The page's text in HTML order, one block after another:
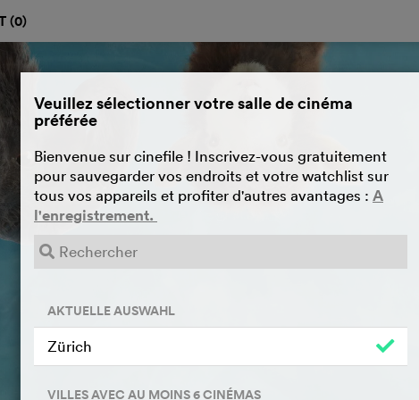
(0)
Veuillez sélectionner votre salle de cinéma
préférée
Bienvenue sur cinefile ! Inscrivez-vous gratuitement
pour sauvegarder vos endroits et votre watchlist sur
tous vos appareils et profiter d'autres avantages : A
l'enregistrement.
AKTUELLE AUSWAHL
Zürich
VILLES AVEC AU MOINS 6 CINÉMAS